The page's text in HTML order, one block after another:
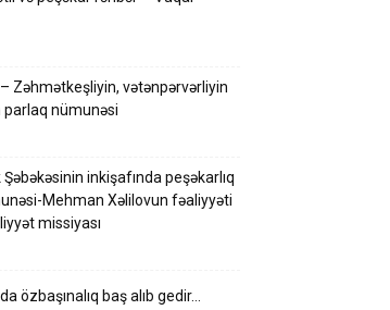
Zəhmətkeşliyin, vətənpərvərliyin
parlaq nümunəsi
inkişafında peşəkarlıq
Mehman Xəlilovun fəaliyyəti
missiyası
özbaşınalıq baş alıb gedir…